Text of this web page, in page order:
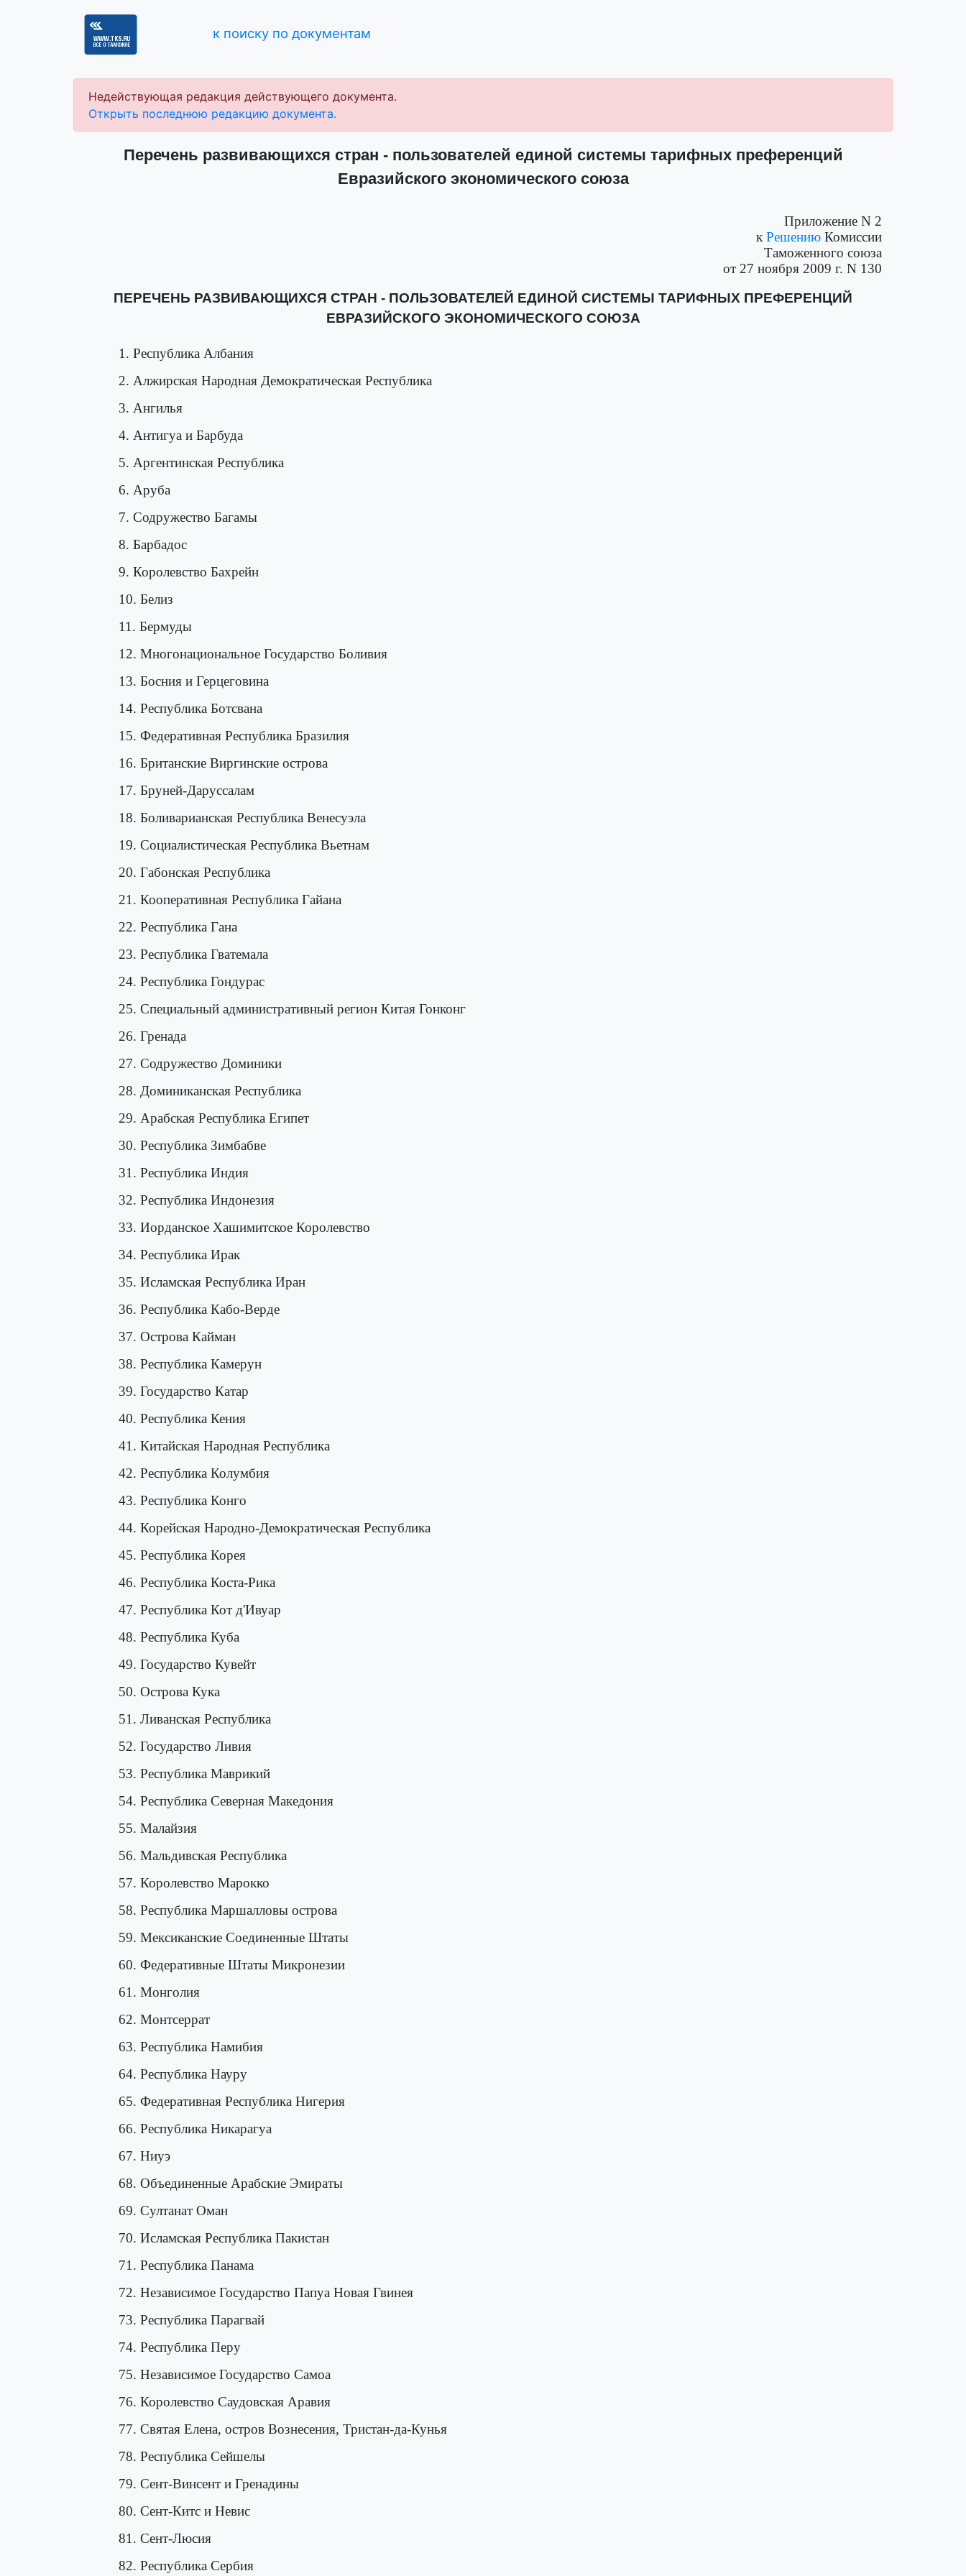
к поиску по документам
Недействующая редакция действующего документа.
Открыть последнюю редакцию документа.
Перечень развивающихся стран - пользователей единой системы тарифных преференций
Евразийского экономического союза
Приложение N 2
к Решению Комиссии
Таможенного союза
от 27 ноября 2009 г. N 130
ПЕРЕЧЕНЬ РАЗВИВАЮЩИХСЯ СТРАН - ПОЛЬЗОВАТЕЛЕЙ ЕДИНОЙ СИСТЕМЫ ТАРИФНЫХ ПРЕФЕРЕНЦИЙ
ЕВРАЗИЙСКОГО ЭКОНОМИЧЕСКОГО СОЮЗА
1. Республика Албания
2. Алжирская Народная Демократическая Республика
3. Ангилья
4. Антигуа и Барбуда
5. Аргентинская Республика
6. Аруба
7. Содружество Багамы
8. Барбадос
9. Королевство Бахрейн
10. Белиз
11. Бермуды
12. Многонациональное Государство Боливия
13. Босния и Герцеговина
14. Республика Ботсвана
15. Федеративная Республика Бразилия
16. Британские Виргинские острова
17. Бруней-Даруссалам
18. Боливарианская Республика Венесуэла
19. Социалистическая Республика Вьетнам
20. Габонская Республика
21. Кооперативная Республика Гайана
22. Республика Гана
23. Республика Гватемала
24. Республика Гондурас
25. Специальный административный регион Китая Гонконг
26. Гренада
27. Содружество Доминики
28. Доминиканская Республика
29. Арабская Республика Египет
30. Республика Зимбабве
31. Республика Индия
32. Республика Индонезия
33. Иорданское Хашимитское Королевство
34. Республика Ирак
35. Исламская Республика Иран
36. Республика Кабо-Верде
37. Острова Кайман
38. Республика Камерун
39. Государство Катар
40. Республика Кения
41. Китайская Народная Республика
42. Республика Колумбия
43. Республика Конго
44. Корейская Народно-Демократическая Республика
45. Республика Корея
46. Республика Коста-Рика
47. Республика Кот д'Ивуар
48. Республика Куба
49. Государство Кувейт
50. Острова Кука
51. Ливанская Республика
52. Государство Ливия
53. Республика Маврикий
54. Республика Северная Македония
55. Малайзия
56. Мальдивская Республика
57. Королевство Марокко
58. Республика Маршалловы острова
59. Мексиканские Соединенные Штаты
60. Федеративные Штаты Микронезии
61. Монголия
62. Монтсеррат
63. Республика Намибия
64. Республика Науру
65. Федеративная Республика Нигерия
66. Республика Никарагуа
67. Ниуэ
68. Объединенные Арабские Эмираты
69. Султанат Оман
70. Исламская Республика Пакистан
71. Республика Панама
72. Независимое Государство Папуа Новая Гвинея
73. Республика Парагвай
74. Республика Перу
75. Независимое Государство Самоа
76. Королевство Саудовская Аравия
77. Святая Елена, остров Вознесения, Тристан-да-Кунья
78. Республика Сейшелы
79. Сент-Винсент и Гренадины
80. Сент-Китс и Невис
81. Сент-Люсия
82. Республика Сербия